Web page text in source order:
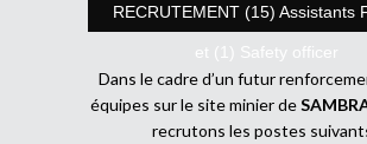
RECRUTEMENT (15) Assistants
et (1) Safety officer
Dans le cadre d’un futur
équipes sur le site minier de
recrutons les postes